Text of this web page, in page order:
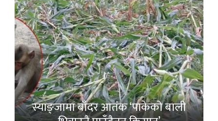
स्याङ्जामा बाँदर आतंक ‘पाकेको बाली